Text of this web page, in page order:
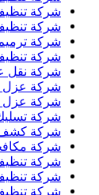
شركة تنظيف
شركة تنظيف
شركة ترميم
شركة تنظيف
شركة نقل
شركة عزل
شركة عزل
شركة تسليك
شركة كشف
شركة مكافحة
شركة تنظيف
شركة تنظيف
شركة تنظيف